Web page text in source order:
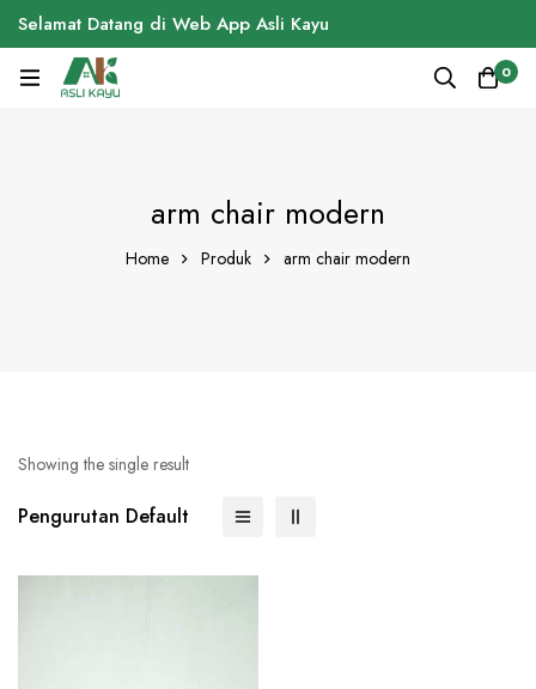
Selamat Datang di Web App Asli Kayu
0
arm chair modern
Home Produk arm chair modern
Showing the single result
Pengurutan Default